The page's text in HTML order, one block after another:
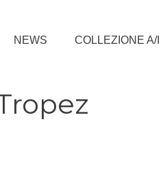
NEWS COLLEZIONE A/I